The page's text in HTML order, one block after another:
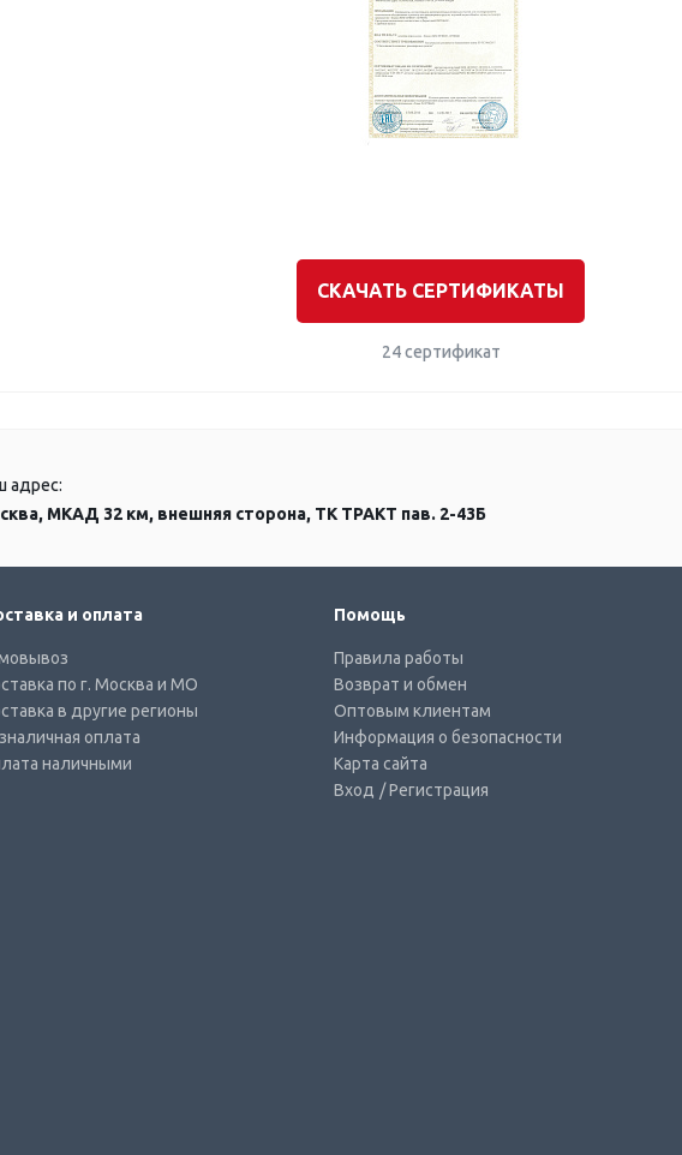
СКАЧАТЬ СЕРТИФИКАТЫ
24 сертификат
адрес:
МКАД 32 км, внешняя сторона, ТК ТРАКТ пав. 2-43Б
и оплата
по г. Москва и МО
в другие регионы
оплата
наличными
Помощь
Правила работы
Возврат и обмен
Оптовым клиентам
Информация о безопасности
Карта сайта
Вход / Регистрация